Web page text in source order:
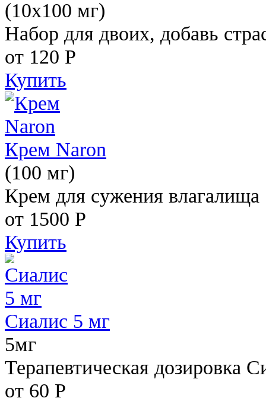
(10х100 мг)
Набор для двоих, добавь
от 120 Р
Купить
Крем Naron
(100 мг)
Крем для сужения влагалища
от 1500 Р
Купить
Сиалис 5 мг
5мг
Терапевтическая дозировка
от 60 Р